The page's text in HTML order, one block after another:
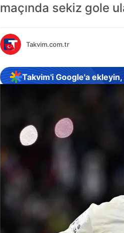
maçında sekiz gole
Takvim.com.tr
Takvim'i Google'a